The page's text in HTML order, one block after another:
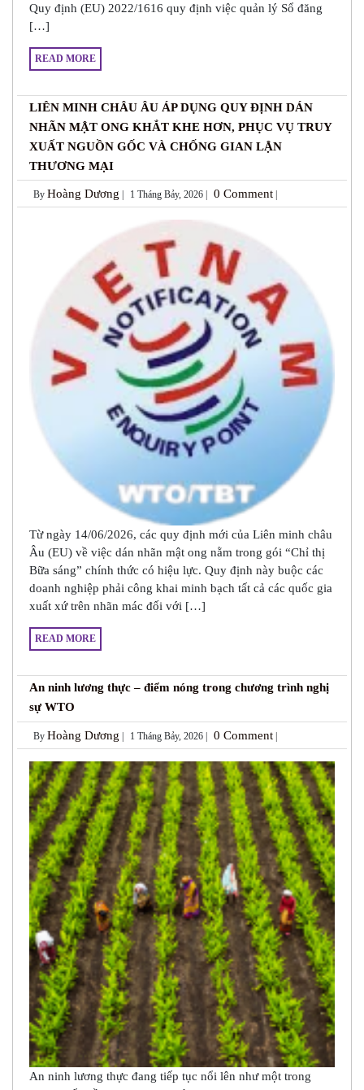
Quy định (EU) 2022/1616 quy định việc quản lý Sổ đăng
[…]
READ MORE
LIÊN MINH CHÂU ÂU ÁP DỤNG QUY ĐỊNH DÁN
NHÃN MẬT ONG KHẮT KHE HƠN, PHỤC VỤ TRUY
XUẤT NGUỒN GỐC VÀ CHỐNG GIAN LẬN
THƯƠNG MẠI
By Hoàng Dương 1 Tháng Bảy, 2026 | 0 Comment
Từ ngày 14/06/2026, các quy định mới của Liên minh châu
Âu (EU) về việc dán nhãn mật ong nằm trong gói “Chỉ thị
Bữa sáng” chính thức có hiệu lực. Quy định này buộc các
doanh nghiệp phải công khai minh bạch tất cả các quốc gia
xuất xứ trên nhãn mác đối với […]
READ MORE
An ninh lương thực – điểm nóng trong chương trình nghị
sự WTO
By Hoàng Dương | 1 Tháng Bảy, 2026 | 0 Comment |
An ninh lương thực đang tiếp tục nổi lên như một trong